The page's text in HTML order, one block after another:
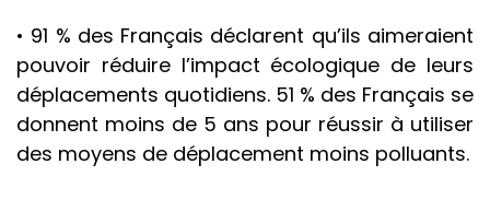
• 91 % des Français déclarent qu’ils aimeraient
pouvoir réduire l’impact écologique de leurs
déplacements quotidiens. 51 % des Français se
donnent moins de 5 ans pour réussir à utiliser
des moyens de déplacement moins polluants.